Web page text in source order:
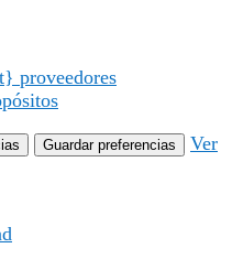
proveedores
Guardar preferencias
Ver